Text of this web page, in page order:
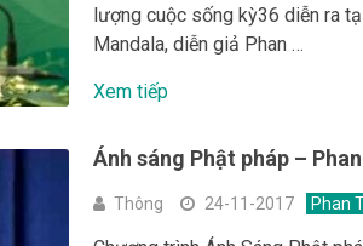
lượng cuộc sống kỳ36 diễn ra
Mandala, diễn giả Phan …
Xem tiếp
Ánh sáng Phật pháp –
Thông 24-11-2017 Phan